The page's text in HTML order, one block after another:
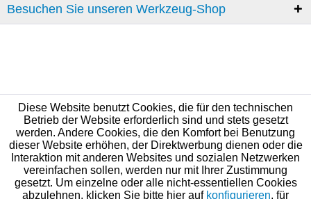
Besuchen Sie unseren Werkzeug-Shop
Diese Website benutzt Cookies, die für den technischen
Betrieb der Website erforderlich sind und stets gesetzt
werden. Andere Cookies, die den Komfort bei Benutzung
dieser Website erhöhen, der Direktwerbung dienen oder die
Interaktion mit anderen Websites und sozialen Netzwerken
vereinfachen sollen, werden nur mit Ihrer Zustimmung
gesetzt. Um einzelne oder alle nicht-essentiellen Cookies
abzulehnen, klicken Sie bitte hier auf konfigurieren, für